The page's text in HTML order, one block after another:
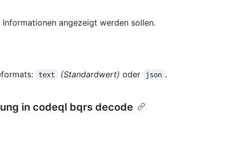
angezeigt werden sollen.
text (Standardwert) oder json .
in codeql bqrs decode